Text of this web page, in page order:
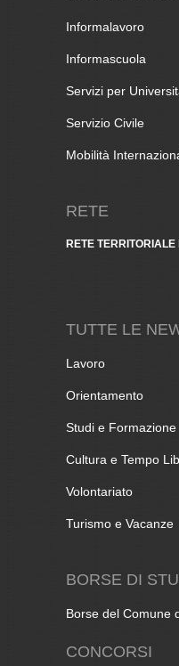
Informalavoro
Informascuola
Servizi per
Servizio Civile
Mobilità
RETE
RETE
TUTTE LE
Lavoro
Orientamento
Studi e Formazione
Cultura e Tempo
Volontariato
Turismo e Vacanze
BORSE DI
Borse del Comune
CONCORSI